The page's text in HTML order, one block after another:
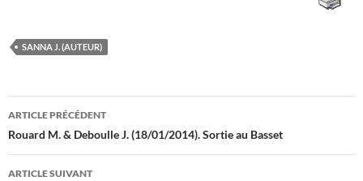
SANNA J. (AUTEUR)
Navigation
des
articles
ARTICLE PRÉCÉDENT
Rouard M. & Deboulle J. (18/01/2014). Sortie au Basset
ARTICLE SUIVANT